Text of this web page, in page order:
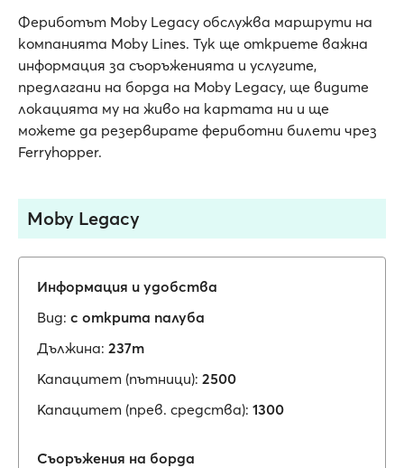
Фериботът Moby Legacy обслужва маршрути на
компанията Moby Lines. Тук ще откриете важна
информация за съоръженията и услугите,
предлагани на борда на Moby Legacy, ще видите
локацията му на живо на картата ни и ще
можете да резервирате фериботни билети чрез
Ferryhopper.
Moby Legacy
Информация и удобства
Вид: с открита палуба
Дължина: 237m
Капацитет (пътници): 2500
Капацитет (прев. средства): 1300
Съоръжения на борда